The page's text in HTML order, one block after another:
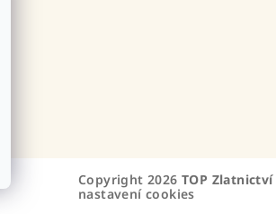
Copyright 2026 TOP
nastavení cookies